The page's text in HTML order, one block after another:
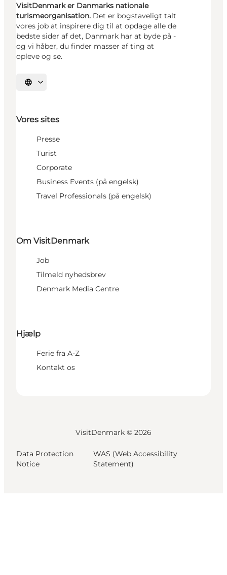
VisitDenmark er Danmarks nationale
turismeorganisation. Det er bogstaveligt talt
vores job at inspirere dig til at opdage alle de
bedste sider af det, Danmark har at byde på -
og vi håber, du finder masser af ting at
opleve og se.
Vælg sprog
Vores sites
Presse
Turist
Corporate
Business Events (på engelsk)
Travel Professionals (på engelsk)
Om VisitDenmark
Job
Tilmeld nyhedsbrev
Denmark Media Centre
Hjælp
Ferie fra A-Z
Kontakt os
VisitDenmark © 2026
Data Protection
Notice
WAS (Web Accessibility
Statement)